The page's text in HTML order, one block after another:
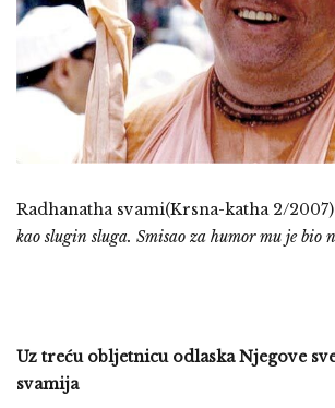
Radhanatha svami(Krsna-katha 2/
kao slugin sluga. Smisao za humor mu je bio
Uz treću obljetnicu odlaska Njegove
svamija